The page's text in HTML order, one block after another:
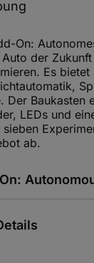
On:
der
Es bietet
Der Baukasten
LEDs und
ab.